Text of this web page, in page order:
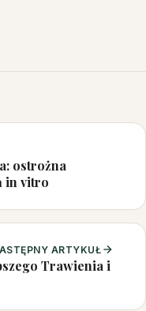
ostrożna
in vitro
ARTYKUŁ
Trawienia i